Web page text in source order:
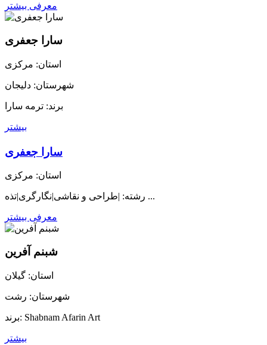
معرفی بیشتر
سارا جعفری
استان: مرکزی
شهرستان: دلیجان
برند: ترمه سارا
بیشتر
سارا جعفری
استان: مرکزی
رشته: |طراحی و نقاشی|نگارگری|تذه ...
معرفی بیشتر
شبنم آفرین
استان: گیلان
شهرستان: رشت
برند: Shabnam Afarin Art
بیشتر